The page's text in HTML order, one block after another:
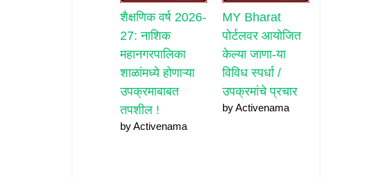
शैक्षणिक वर्ष 2026-
27: नाशिक
महानगरपालिका
शाळांमध्ये होणाऱ्या
उपक्रमाबाबत
तपशील !
by Activenama
MY Bharat
पोर्टलवर आयोजित
केल्या जाणा-या
विविध स्पर्धा /
उपक्रमांचे प्रचार
by Activenama